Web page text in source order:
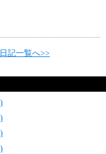
記一覧へ>>